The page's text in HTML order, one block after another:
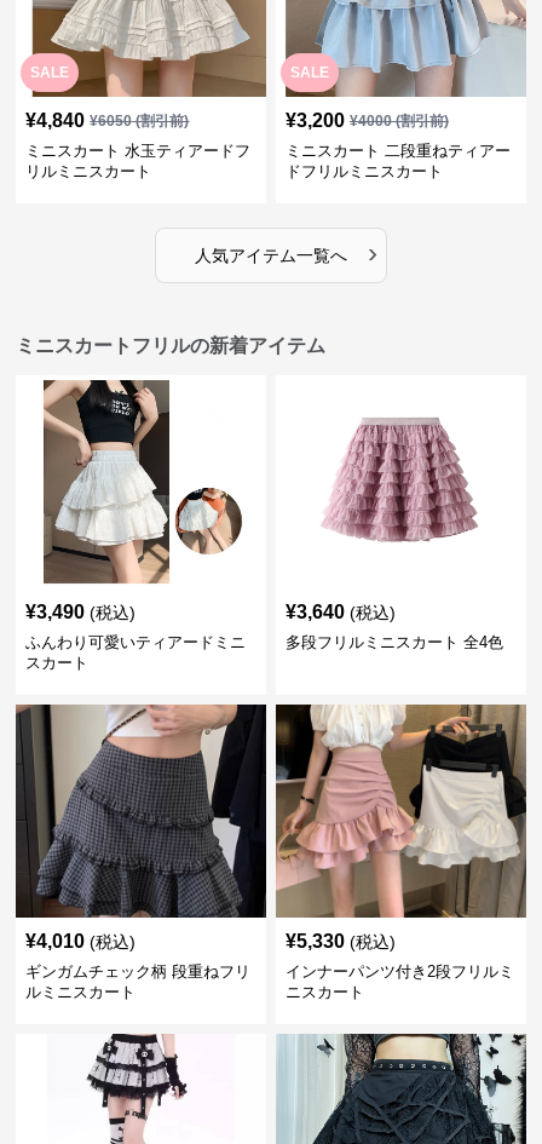
SALE
¥4,840 ¥6050(割引前)
ミニスカート 水玉ティアードフ
リルミニスカート
SALE
¥3,200 ¥4000(割引前)
ミニスカート 二段重ねティアー
ドフリルミニスカート
人気アイテム一覧へ ›
ミニスカートフリルの新着アイテム
¥3,490 (税込)
ふんわり可愛いティアードミニ
スカート
¥3,640 (税込)
多段フリルミニスカート 全4色
¥4,010 (税込)
ギンガムチェック柄 段重ねフリ
ルミニスカート
¥5,330 (税込)
インナーパンツ付き2段フリルミ
ニスカート